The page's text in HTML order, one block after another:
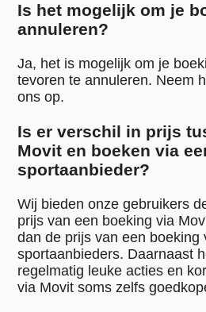
Is het mogelijk om je
annuleren?
Ja, het is mogelijk om je
tevoren te annuleren. Neem
ons op.
Is er verschil in prijs
Movit en boeken via
sportaanbieder?
Wij bieden onze gebruikers
prijs van een boeking via
dan de prijs van een boeking
sportaanbieders. Daarnaast
regelmatig leuke acties en
via Movit soms zelfs